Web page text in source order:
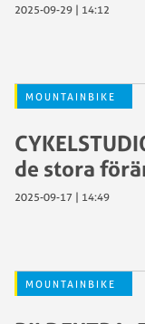
2025-09-29 | 14:12
MOUNTAINBIKE
de stora
2025-09-17 | 14:49
MOUNTAINBIKE